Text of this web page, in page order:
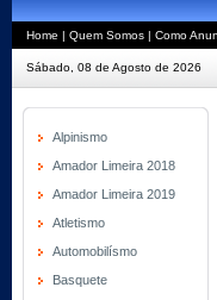
Home | Quem Somos | Como
Sábado, 08 de Agosto de 2026
Alpinismo
Amador Limeira 2018
Amador Limeira 2019
Atletismo
Automobilísmo
Basquete